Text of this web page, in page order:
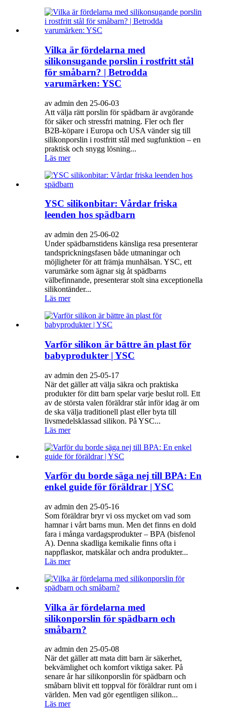
Vilka är fördelarna med
silikonsugande porslin i rostfritt stål
för småbarn? | Betrodda
varumärken: YSC
av admin den 25-06-03
Att välja rätt porslin för spädbarn är avgörande
för säker och stressfri matning. Fler och fler
B2B-köpare i Europa och USA vänder sig till
silikonporslin i rostfritt stål med sugfunktion – en
praktisk och snygg lösning...
Läs mer
YSC silikonbitar: Vårdar friska
leenden hos spädbarn
av admin den 25-06-02
Under spädbarnstidens känsliga resa presenterar
tandsprickningsfasen både utmaningar och
möjligheter för att främja munhälsan. YSC, ett
varumärke som ägnar sig åt spädbarns
välbefinnande, presenterar stolt sina exceptionella
silikontänder...
Läs mer
Varför silikon är bättre än plast för
babyprodukter | YSC
av admin den 25-05-17
När det gäller att välja säkra och praktiska
produkter för ditt barn spelar varje beslut roll. Ett
av de största valen föräldrar står inför idag är om
de ska välja traditionell plast eller byta till
livsmedelsklassad silikon. På YSC...
Läs mer
Varför du borde säga nej till BPA: En
enkel guide för föräldrar | YSC
av admin den 25-05-16
Som föräldrar bryr vi oss mycket om vad som
hamnar i vårt barns mun. Men det finns en dold
fara i många vardagsprodukter – BPA (bisfenol
A). Denna skadliga kemikalie finns ofta i
nappflaskor, matskålar och andra produkter...
Läs mer
Vilka är fördelarna med
silikonporslin för spädbarn och
småbarn?
av admin den 25-05-08
När det gäller att mata ditt barn är säkerhet,
bekvämlighet och komfort viktiga saker. På
senare år har silikonporslin för spädbarn och
småbarn blivit ett toppval för föräldrar runt om i
världen. Men vad gör egentligen silikon...
Läs mer